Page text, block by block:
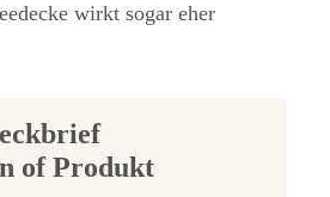
wirkt sogar eher